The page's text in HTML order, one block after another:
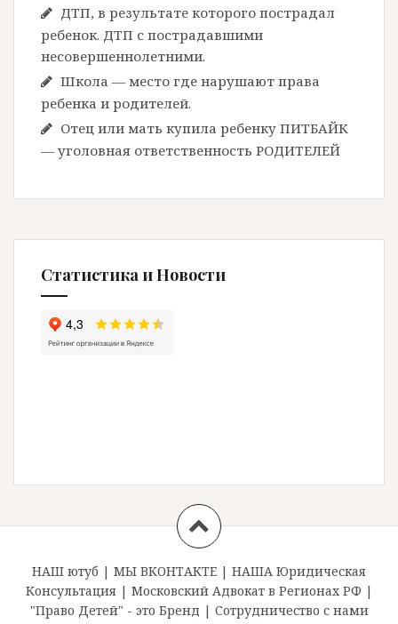
ДТП, в результате которого пострадал
ребенок. ДТП с пострадавшими
несовершеннолетними.
Школа — место где нарушают права
ребенка и родителей.
Отец или мать купила ребенку ПИТБАЙК
— уголовная ответственность РОДИТЕЛЕЙ
Статистика и Новости
НАШ ютуб | МЫ ВКОНТАКТЕ | НАША Юридическая
Консультация| Московский Адвокат в Регионах РФ |
"Право Детей" - это Бренд | Сотрудничество с нами